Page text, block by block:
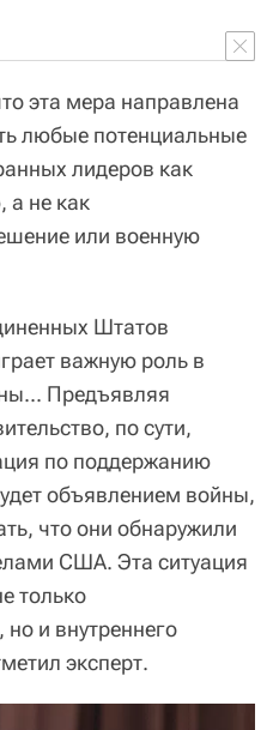
эта мера направлена
любые потенциальные
лидеров как
а не как
или военную
Штатов
важную роль в
Предъявляя
по сути,
по поддержанию
объявлением войны,
что они обнаружили
США. Эта ситуация
только
и внутреннего
эксперт.